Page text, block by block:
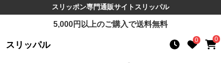
スリッポン専門通販サイト スリッパル
5,000円以上のご購入で送料無料
スリッパル 0 0